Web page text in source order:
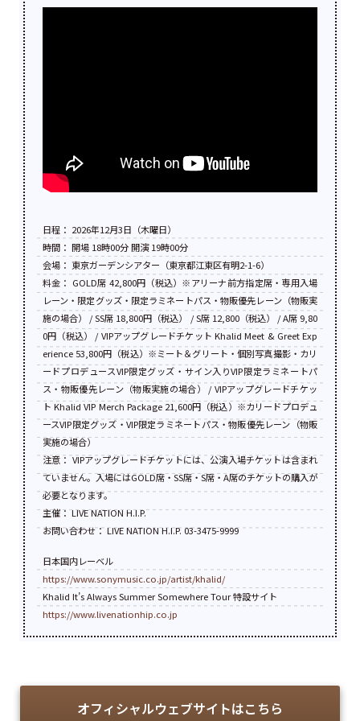
日程： 2026年12月3日（木曜日）
時間： 開場 18時00分 開演 19時00分
会場： 東京ガーデンシアター（東京都江東区有明2-1-6）
料金： GOLD席 42,800円（税込）※アリーナ前方指定席・専用入場
レーン・限定グッズ・限定ラミネートパス・物販優先レーン（物販実
施の場合） / SS席 18,800円（税込） / S席 12,800（税込） / A席 9,80
0円（税込） / VIPアップグレードチケット Khalid Meet & Greet Exp
erience 53,800円（税込）※ミート＆グリート・個別写真撮影・カリ
ードプロデュースVIP限定グッズ・サイン入りVIP限定ラミネートパ
ス・物販優先レーン（物販実施の場合） / VIPアップグレードチケッ
ト Khalid VIP Merch Package 21,600円（税込）※カリードプロデュ
ースVIP限定グッズ・VIP限定ラミネートパス・物販優先レーン（物販
実施の場合）
注意： VIPアップグレードチケットには、公演入場チケットは含まれ
ていません。入場にはGOLD席・SS席・S席・A席のチケットの購入が
必要となります。
主催： LIVE NATION H.I.P.
お問い合わせ： LIVE NATION H.I.P. 03-3475-9999
日本国内レーベル
https://www.sonymusic.co.jp/artist/khalid/
Khalid It’s Always Summer Somewhere Tour 特設サイト
https://www.livenationhip.co.jp
オフィシャルウェブサイトはこちら